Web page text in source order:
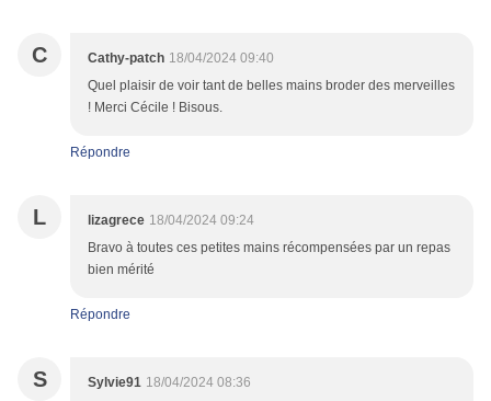
C Cathy-patch 18/04/2024 09:40
Quel plaisir de voir tant de belles mains broder des merveilles
! Merci Cécile ! Bisous.
Répondre
L lizagrece 18/04/2024 09:24
Bravo à toutes ces petites mains récompensées par un repas
bien mérité
Répondre
S Sylvie91 18/04/2024 08:36